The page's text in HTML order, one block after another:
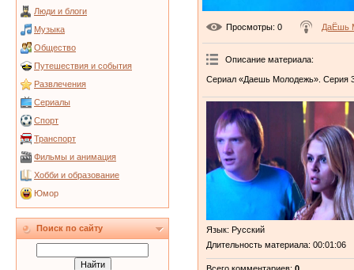
Люди и блоги
Музыка
Общество
Путешествия и события
Развлечения
Сериалы
Спорт
Транспорт
Фильмы и анимация
Хобби и образование
Юмор
Поиск по сайту
Просмотры: 0 ДаЁшь
Описание материала:
Сериал «Даешь Молодежь». Серия
Язык: Русский
Длительность материала: 00:01:06